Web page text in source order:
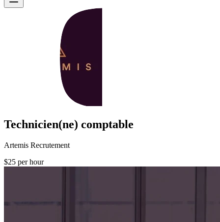
Technicien(ne) comptable
Artemis Recrutement
$25 per hour